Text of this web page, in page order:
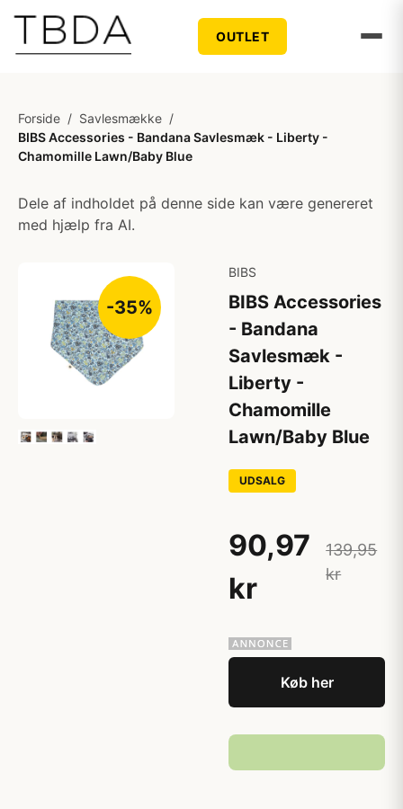
OUTLET
Forside / Savlesmække /
BIBS Accessories - Bandana Savlesmæk - Liberty -
Chamomille Lawn/Baby Blue
Dele af indholdet på denne side kan være genereret
med hjælp fra AI.
-35%
BIBS
BIBS Accessories
- Bandana
Savlesmæk -
Liberty -
Chamomille
Lawn/Baby Blue
UDSALG
90,97
kr
139,95
kr
Køb her